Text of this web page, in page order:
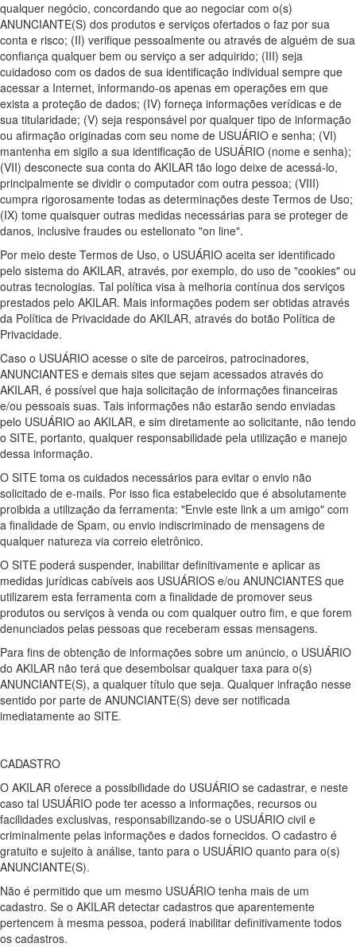
qualquer negócio, concordando que ao negociar com o(s)
ANUNCIANTE(S) dos produtos e serviços ofertados o faz por sua
conta e risco; (II) verifique pessoalmente ou através de alguém de sua
confiança qualquer bem ou serviço a ser adquirido; (III) seja
cuidadoso com os dados de sua identificação individual sempre que
acessar a Internet, informando-os apenas em operações em que
exista a proteção de dados; (IV) forneça informações verídicas e de
sua titularidade; (V) seja responsável por qualquer tipo de informação
ou afirmação originadas com seu nome de USUÁRIO e senha; (VI)
mantenha em sigilo a sua identificação de USUÁRIO (nome e senha);
(VII) desconecte sua conta do AKILAR tão logo deixe de acessá-lo,
principalmente se dividir o computador com outra pessoa; (VIII)
cumpra rigorosamente todas as determinações deste Termos de Uso;
(IX) tome quaisquer outras medidas necessárias para se proteger de
danos, inclusive fraudes ou estelionato "on line".
Por meio deste Termos de Uso, o USUÁRIO aceita ser identificado
pelo sistema do AKILAR, através, por exemplo, do uso de "cookies" ou
outras tecnologias. Tal política visa à melhoria contínua dos serviços
prestados pelo AKILAR. Mais informações podem ser obtidas através
da Política de Privacidade do AKILAR, através do botão Política de
Privacidade.
Caso o USUÁRIO acesse o site de parceiros, patrocinadores,
ANUNCIANTES e demais sites que sejam acessados através do
AKILAR, é possível que haja solicitação de informações financeiras
e/ou pessoais suas. Tais informações não estarão sendo enviadas
pelo USUÁRIO ao AKILAR, e sim diretamente ao solicitante, não tendo
o SITE, portanto, qualquer responsabilidade pela utilização e manejo
dessa informação.
O SITE toma os cuidados necessários para evitar o envio não
solicitado de e-mails. Por isso fica estabelecido que é absolutamente
proibida a utilização da ferramenta: "Envie este link a um amigo" com
a finalidade de Spam, ou envio indiscriminado de mensagens de
qualquer natureza via correio eletrônico.
O SITE poderá suspender, inabilitar definitivamente e aplicar as
medidas jurídicas cabíveis aos USUÁRIOS e/ou ANUNCIANTES que
utilizarem esta ferramenta com a finalidade de promover seus
produtos ou serviços à venda ou com qualquer outro fim, e que forem
denunciados pelas pessoas que receberam essas mensagens.
Para fins de obtenção de informações sobre um anúncio, o USUÁRIO
do AKILAR não terá que desembolsar qualquer taxa para o(s)
ANUNCIANTE(S), a qualquer título que seja. Qualquer infração nesse
sentido por parte de ANUNCIANTE(S) deve ser notificada
imediatamente ao SITE.
CADASTRO
O AKILAR oferece a possibilidade do USUÁRIO se cadastrar, e neste
caso tal USUÁRIO pode ter acesso a informações, recursos ou
facilidades exclusivas, responsabilizando-se o USUÁRIO civil e
criminalmente pelas informações e dados fornecidos. O cadastro é
gratuito e sujeito à análise, tanto para o USUÁRIO quanto para o(s)
ANUNCIANTE(S).
Não é permitido que um mesmo USUÁRIO tenha mais de um
cadastro. Se o AKILAR detectar cadastros que aparentemente
pertencem à mesma pessoa, poderá inabilitar definitivamente todos
os cadastros.